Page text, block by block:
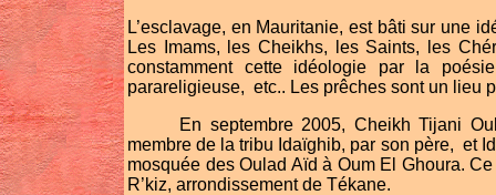
L’esclavage, en Mauritanie, est bâti sur une
Les Imams, les Cheikhs, les Saints, les
constamment cette idéologie par la
parareligieuse, etc.. Les prêches sont un lieu
En septembre 2005, Cheikh Tijani
membre de la tribu Idaïghib, par son père, et
mosquée des Oulad Aïd à Oum El Ghoura. Ce
R’kiz, arrondissement de Tékane.